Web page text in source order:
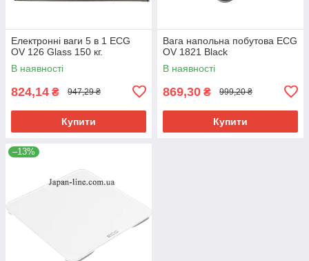
Електронні ваги 5 в 1 ECG
OV 126 Glass 150 кг.
В наявності
824,14 ₴ 947,29 ₴
Купити
Вага напольна побутова ECG
OV 1821 Black
В наявності
869,30 ₴ 999,20 ₴
Купити
–13%